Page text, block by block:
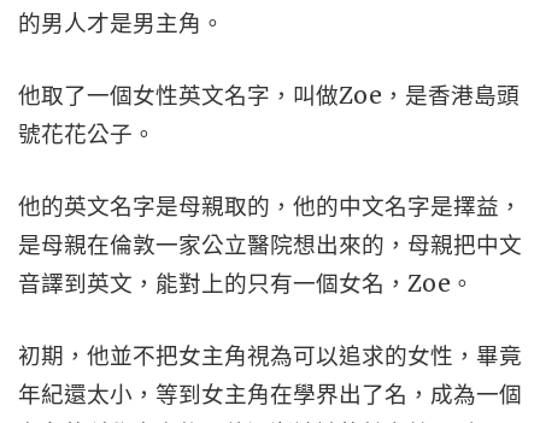
的男人才是男主角。
他取了一個女性英文名字，叫做Zoe，是香港島頭
號花花公子。
他的英文名字是母親取的，他的中文名字是擇益，
是母親在倫敦一家公立醫院想出來的，母親把中文
音譯到英文，能對上的只有一個女名，Zoe。
初期，他並不把女主角視為可以追求的女性，畢竟
年紀還太小，等到女主角在學界出了名，成為一個